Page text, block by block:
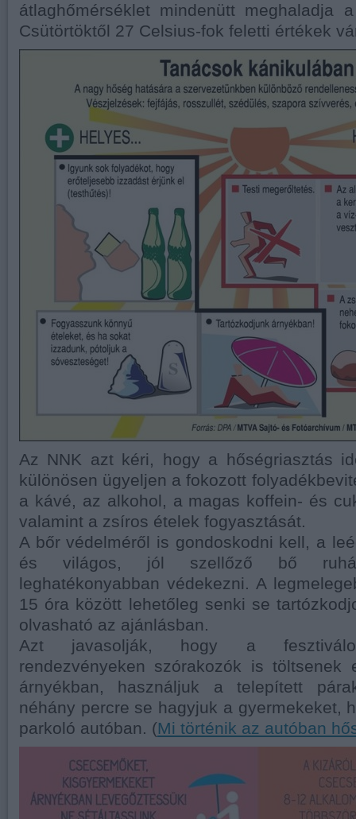
átlaghőmérséklet mindenütt meghaladja
Csütörtöktől 27 Celsius-fok feletti értékek
Az NNK azt kéri, hogy a hőségriasztás
különösen ügyeljen a fokozott
a kávé, az alkohol, a magas koffein- és
valamint a zsíros ételek fogyasztását.
A bőr védelméről is gondoskodni kell, a
és világos, jól szellőző bő
leghatékonyabban védekezni. A
15 óra között lehetőleg senki se
olvasható az ajánlásban.
Azt javasolják, hogy a
rendezvényeken szórakozók is
árnyékban, használjuk a telepített
néhány percre se hagyjuk a gyermekeket,
parkoló autóban. (Mi történik az autóban